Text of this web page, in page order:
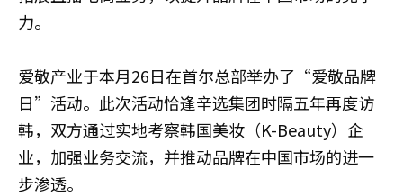
力。
爱敬产业于本月26日在首尔总部举办了“爱敬品牌
日”活动。此次活动恰逢辛选集团时隔五年再度访
韩，双方通过实地考察韩国美妆（K-Beauty）企
业，加强业务交流，并推动品牌在中国市场的进一
步渗透。